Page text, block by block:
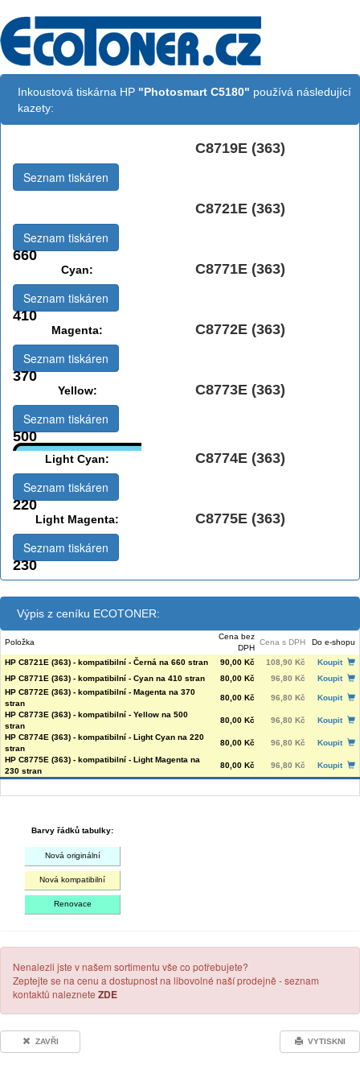
Inkoustová tiskárna HP "Photosmart C5180" používá následující
kazety:
C8719E (363)
Seznam tiskáren
C8721E (363)
660
Seznam tiskáren
Cyan: C8771E (363)
410
Seznam tiskáren
Magenta: C8772E (363)
370
Seznam tiskáren
Yellow: C8773E (363)
500
Seznam tiskáren
Light Cyan: C8774E (363)
220
Seznam tiskáren
Light Magenta: C8775E (363)
230
Seznam tiskáren
Výpis z ceníku ECOTONER:
Položka
Cena bez
DPH
Cena s DPH Do e-shopu
HP C8721E (363) - kompatibilní - Černá na 660 stran 90,00 Kč 108,90 Kč
Koupit
HP C8771E (363) - kompatibilní - Cyan na 410 stran
80,00 Kč 96,80 Kč
Koupit
HP C8772E (363) - kompatibilní - Magenta na 370
stran
80,00 Kč 96,80 Kč
Koupit
HP C8773E (363) - kompatibilní - Yellow na 500
stran
80,00 Kč 96,80 Kč
Koupit
HP C8774E (363) - kompatibilní - Light Cyan na 220
stran
80,00 Kč 96,80 Kč
Koupit
HP C8775E (363) - kompatibilní - Light Magenta na
230 stran
80,00 Kč 96,80 Kč Koupit
Barvy řádků tabulky:
Nová originální
Nová kompatibilní
Renovace
Nenalezli jste v našem sortimentu vše co potřebujete?
Zeptejte se na cenu a dostupnost na libovolné naší prodejně - seznam
kontaktů naleznete ZDE
ZAVŘI VYTISKNI